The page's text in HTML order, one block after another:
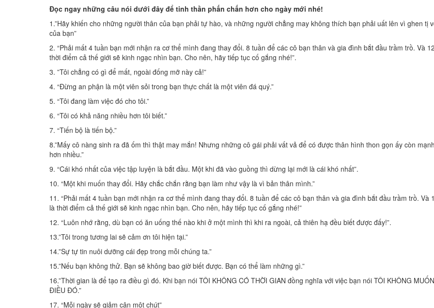
Đọc ngay những câu nói dưới đây để tinh thần phấn chấn hơn cho ngày mới nhé!
1.”Hãy khiến cho những người thân của bạn phải tự hào, và những người chẳng may không thích bạn phải uất lên vì ghen tị
của bạn”
2. “Phải mất 4 tuần bạn mới nhận ra cơ thể mình đang thay đổi. 8 tuần để các cô bạn thân và gia đình bắt đầu trầm trồ. Và
thời điểm cả thế giới sẽ kinh ngạc nhìn bạn. Cho nên, hãy tiếp tục cố gắng nhé!”.
3. ”Tôi chẳng có gì để mất, ngoài đống mỡ này cả!”
4. “Đừng an phận là một viên sỏi trong bạn thực chất là một viên đá quý.”
5. “Tôi đang làm việc đó cho tôi.”
6. “Tôi có khả năng nhiều hơn tôi biết.”
7. “Tiến bộ là tiến bộ.”
8.”Mấy cô nàng sinh ra đã ốm thì thật may mắn! Nhưng những cô gái phải vất vả để có được thân hình thon gọn ấy còn
hơn nhiều.”
9. “Cái khó nhất của việc tập luyện là bắt đầu. Một khi đã vào guồng thì dừng lại mới là cái khó nhất”.
10. “Một khi muốn thay đổi. Hãy chắc chắn rằng bạn làm như vậy là vì bản thân mình.”
11. “Phải mất 4 tuần bạn mới nhận ra cơ thể mình đang thay đổi. 8 tuần để các cô bạn thân và gia đình bắt đầu trầm trồ. Và
là thời điểm cả thế giới sẽ kinh ngạc nhìn bạn. Cho nên, hãy tiếp tục cố gắng nhé!”
12. “Luôn nhớ rằng, dù bạn có ăn uống thế nào khi ở một mình thì khi ra ngoài, cả thiên hạ đều biết được đấy!”.
13.”Tôi trong tương lai sẽ cảm ơn tôi hiện tại.”
14.”Sự tự tin nuôi dưỡng cái đẹp trong mỗi chúng ta.”
15.”Nếu bạn không thử. Bạn sẽ không bao giờ biết được. Bạn có thể làm những gì.”
16.”Thời gian là để tạo ra điều gì đó. Khi bạn nói TÔI KHÔNG CÓ THỜI GIAN đồng nghĩa với việc bạn nói TÔI KHÔNG
ĐIỀU ĐÓ.”
17. “Mỗi ngày sẽ giảm cân một chút”